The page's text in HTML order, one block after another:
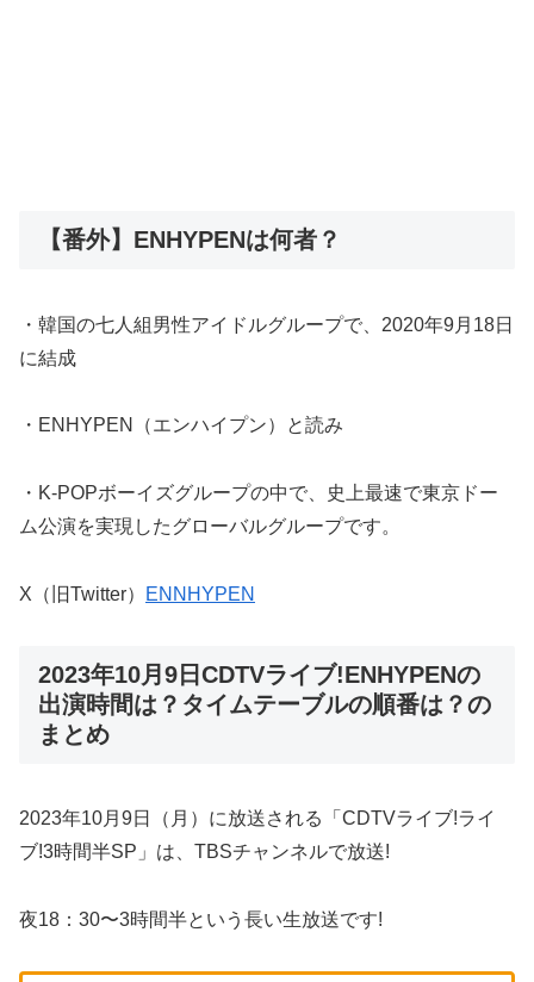
【番外】ENHYPENは何者？
・韓国の七人組男性アイドルグループで、2020年9月18日
に結成
・ENHYPEN（エンハイプン）と読み
・K-POPボーイズグループの中で、史上最速で東京ドー
ム公演を実現したグローバルグループです。
X（旧Twitter） ENNHYPEN
2023年10月9日CDTVライブ!ENHYPENの
出演時間は？タイムテーブルの順番は？の
まとめ
2023年10月9日（月）に放送される「CDTVライブ!ライ
ブ!3時間半SP」は、TBSチャンネルで放送!
夜18：30〜3時間半という長い生放送です!